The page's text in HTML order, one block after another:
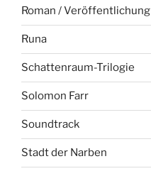
Roman / Veröffentlichung
Runa
Schattenraum-Trilogie
Solomon Farr
Soundtrack
Stadt der Narben